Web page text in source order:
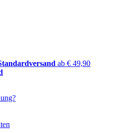
ab € 49,90